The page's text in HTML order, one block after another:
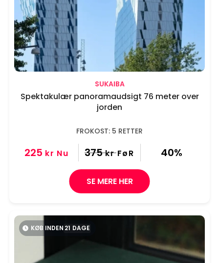
SUKAIBA
Spektakulær panoramaudsigt 76 meter over
jorden
FROKOST: 5 RETTER
225 kr Nu 375 kr FøR 40%
SE MERE HER
KØB INDEN 21 DAGE